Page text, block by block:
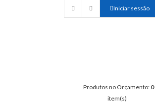
Iniciar sessão
Produtos no Orçamento: 0
item(s)